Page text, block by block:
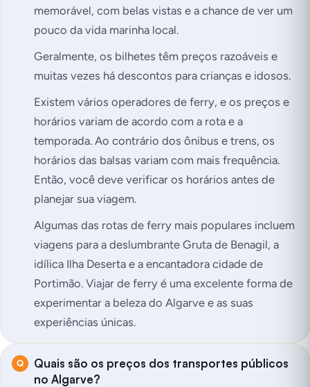
memorável, com belas vistas e a chance de ver um
pouco da vida marinha local.
Geralmente, os bilhetes têm preços razoáveis e
muitas vezes há descontos para crianças e idosos.
Existem vários operadores de ferry, e os preços e
horários variam de acordo com a rota e a
temporada. Ao contrário dos ônibus e trens, os
horários das balsas variam com mais frequência.
Então, você deve verificar os horários antes de
planejar sua viagem.
Algumas das rotas de ferry mais populares incluem
viagens para a deslumbrante Gruta de Benagil, a
idílica Ilha Deserta e a encantadora cidade de
Portimão. Viajar de ferry é uma excelente forma de
experimentar a beleza do Algarve e as suas
experiências únicas.
Quais são os preços dos transportes públicos
no Algarve?